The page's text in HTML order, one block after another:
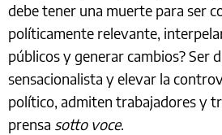
debe tener una muerte para ser
políticamente relevante,
públicos y generar cambios? Ser
sensacionalista y elevar la
político, admiten trabajadores y
prensa sotto voce.